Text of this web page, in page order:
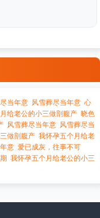
当年意 风雪葬尽当年意 心
给老公的小三做剖腹产 晓色
风雪葬尽当年意 风雪葬尽当
做剖腹产 我怀孕五个月给老
意 爱已成灰，往事不可
我怀孕五个月给老公的小三